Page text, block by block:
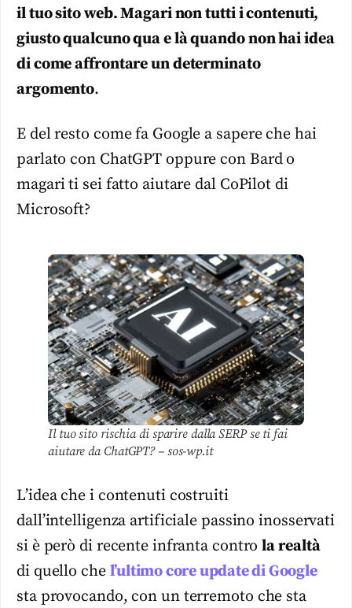
il tuo sito web. Magari non tutti i contenuti,
giusto qualcuno qua e là quando non hai idea
di come affrontare un determinato
argomento.
E del resto come fa Google a sapere che hai
parlato con ChatGPT oppure con Bard o
magari ti sei fatto aiutare dal CoPilot di
Microsoft?
Il tuo sito rischia di sparire dalla SERP se ti fai
aiutare da ChatGPT? – sos-wp.it
L’idea che i contenuti costruiti
dall’intelligenza artificiale passino inosservati
si è però di recente infranta controla realtà
di quello che l’ultimo core update di Google
sta provocando, con un terremoto che sta